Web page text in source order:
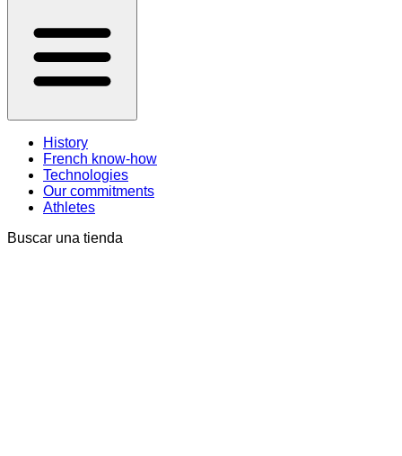
History
French know-how
Technologies
Our commitments
Athletes
Buscar una tienda